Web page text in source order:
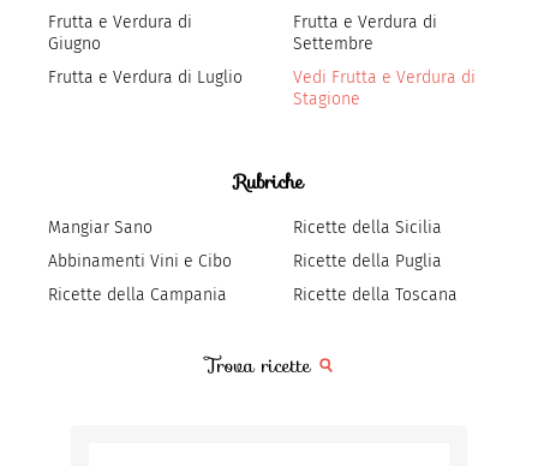
Frutta e Verdura di
Giugno
Frutta e Verdura di Luglio
Frutta e Verdura di
Settembre
Vedi Frutta e Verdura di
Stagione
Rubriche
Mangiar Sano
Abbinamenti Vini e Cibo
Ricette della Campania
Ricette della Sicilia
Ricette della Puglia
Ricette della Toscana
Trova ricette